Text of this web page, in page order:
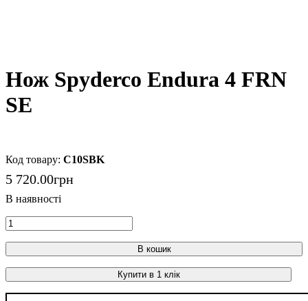
Нож Spyderco Endura 4 FRN
SE
C10SBK
5 720.00грн
В кошик
Купити в 1 клік